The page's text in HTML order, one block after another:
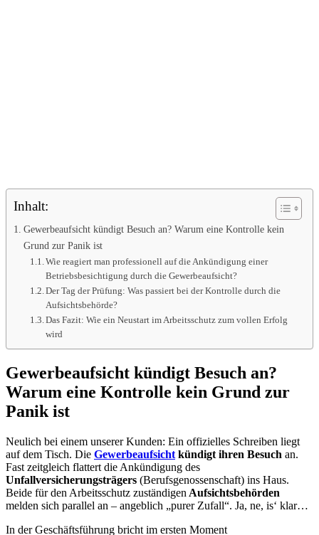
Inhalt:
Gewerbeaufsicht kündigt Besuch an? Warum eine Kontrolle kein
Grund zur Panik ist
Wie reagiert man professionell auf die Ankündigung einer
Betriebsbesichtigung durch die Gewerbeaufsicht?
Der Tag der Prüfung: Was passiert bei der Kontrolle durch die
Aufsichtsbehörde?
Das Fazit: Wie ein Neustart im Arbeitsschutz zum vollen Erfolg
wird
Gewerbeaufsicht kündigt Besuch an?
Warum eine Kontrolle kein Grund zur
Panik ist
Neulich bei einem unserer Kunden: Ein offizielles Schreiben liegt
auf dem Tisch. Die Gewerbeaufsicht kündigt ihren Besuch an.
Fast zeitgleich flattert die Ankündigung des
Unfallversicherungsträgers (Berufsgenossenschaft) ins Haus.
Beide für den Arbeitsschutz zuständigen Aufsichtsbehörden
melden sich parallel an – angeblich „purer Zufall“. Ja, ne, is‘ klar…
In der Geschäftsführung bricht im ersten Moment